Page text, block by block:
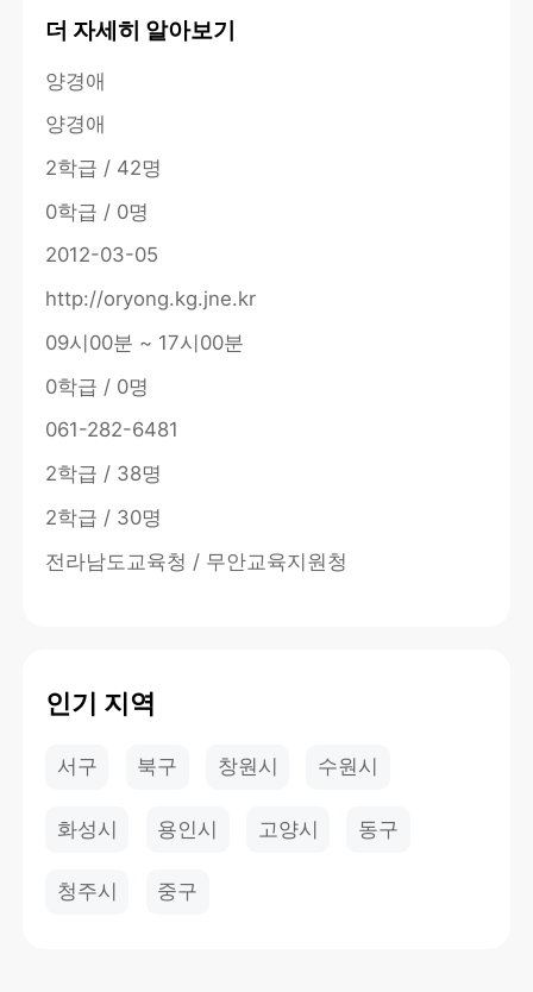
더 자세히 알아보기
양경애
양경애
2학급 / 42명
0학급 / 0명
2012-03-05
http://oryong.kg.jne.kr
09시00분 ~ 17시00분
0학급 / 0명
061-282-6481
2학급 / 38명
2학급 / 30명
전라남도교육청 / 무안교육지원청
인기 지역
서구 북구 창원시 수원시
화성시 용인시 고양시 동구
청주시 중구